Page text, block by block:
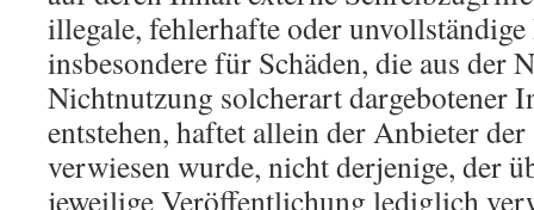
illegale, fehlerhafte oder
insbesondere für Schäden, die aus der
Nichtnutzung solcherart dargebotener
entstehen, haftet allein der Anbieter
verwiesen wurde, nicht derjenige, der
jeweilige Veröffentlichung lediglich